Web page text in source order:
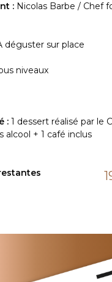
: Nicolas Barbe / Chef
déguster sur place
niveaux
: 1 dessert réalisé par le
alcool + 1 café inclus